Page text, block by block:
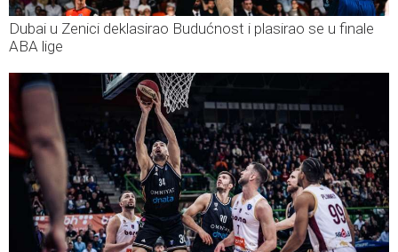
Dubai u Zenici deklasirao Budućnost i plasirao se u finale
ABA lige